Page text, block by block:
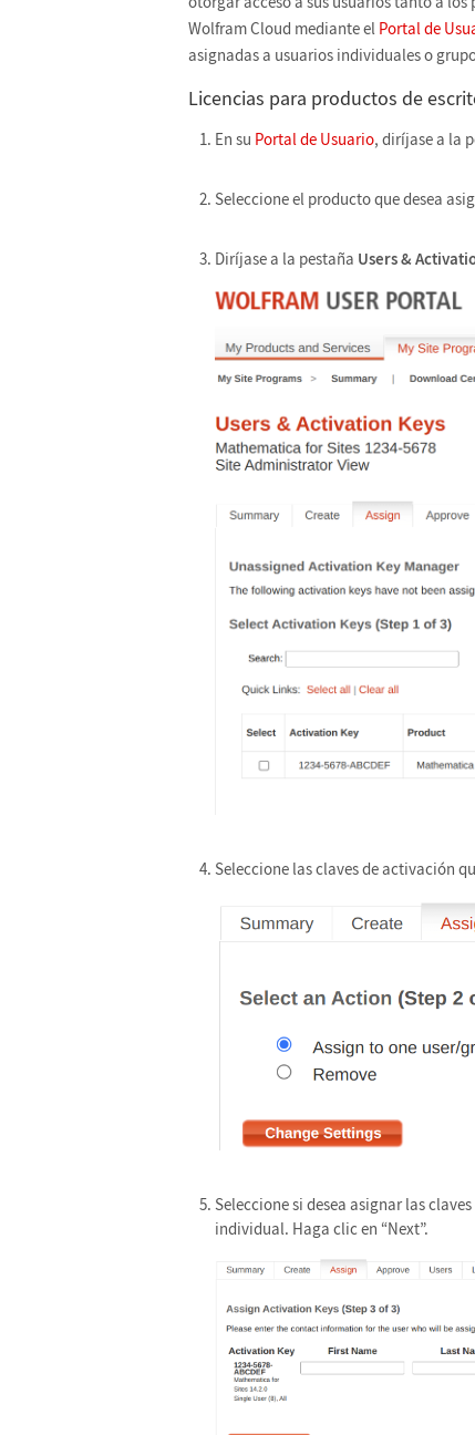
Wolfram Cloud mediante el Portal de
asignadas a usuarios individuales o
Licencias para productos de
En su Portal de Usuario, diríjase a la
Seleccione el producto que desea
Diríjase a la pestaña Users &
Seleccione las claves de activación
Seleccione si desea asignar las
individual. Haga clic en “Next”.